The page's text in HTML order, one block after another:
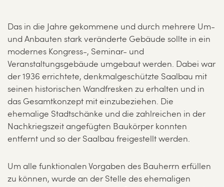
Das in die Jahre gekommene und durch mehrere Um-
und Anbauten stark veränderte Gebäude sollte in ein
modernes Kongress-, Seminar- und
Veranstaltungsgebäude umgebaut werden. Dabei war
der 1936 errichtete, denkmalgeschützte Saalbau mit
seinen historischen Wandfresken zu erhalten und in
das Gesamtkonzept mit einzubeziehen. Die
ehemalige Stadtschänke und die zahlreichen in der
Nachkriegszeit angefügten Baukörper konnten
entfernt und so der Saalbau freigestellt werden.
Um alle funktionalen Vorgaben des Bauherrn erfüllen
zu können, wurde an der Stelle des ehemaligen